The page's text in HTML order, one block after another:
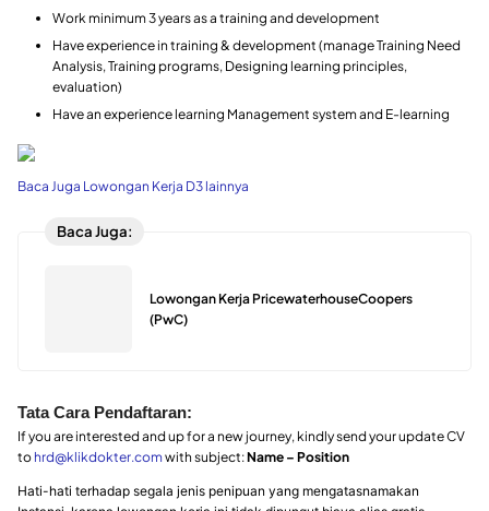
Work minimum 3 years as a training and development
Have experience in training & development (manage Training Need
Analysis, Training programs, Designing learning principles,
evaluation)
Have an experience learning Management system and E-learning
Baca Juga Lowongan Kerja D3 lainnya
Baca Juga:
Lowongan Kerja PricewaterhouseCoopers
(PwC)
Tata Cara Pendaftaran:
If you are interested and up for a new journey, kindly send your update CV
to hrd@klikdokter.comwith subject:Name – Position
Hati-hati terhadap segala jenis penipuan yang mengatasnamakan